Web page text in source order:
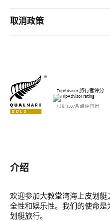
取消政策
TripAdvisor 旅行者评分
根据1567条点评得出
介绍
欢迎参加大教堂湾海上皮划
全性和娱乐性。我们的使命
划艇旅行。